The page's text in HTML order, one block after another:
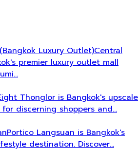
Luxury Outlet)Central
premier luxury outlet mall
Thonglor is Bangkok's upscale
discerning shoppers and…
Portico Langsuan is Bangkok's
destination. Discover…